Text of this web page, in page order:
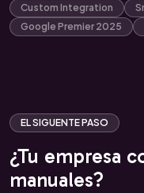
Custom Integration
Google Premier 2025
EL SIGUENTE PASO
¿Tu empresa
manuales?